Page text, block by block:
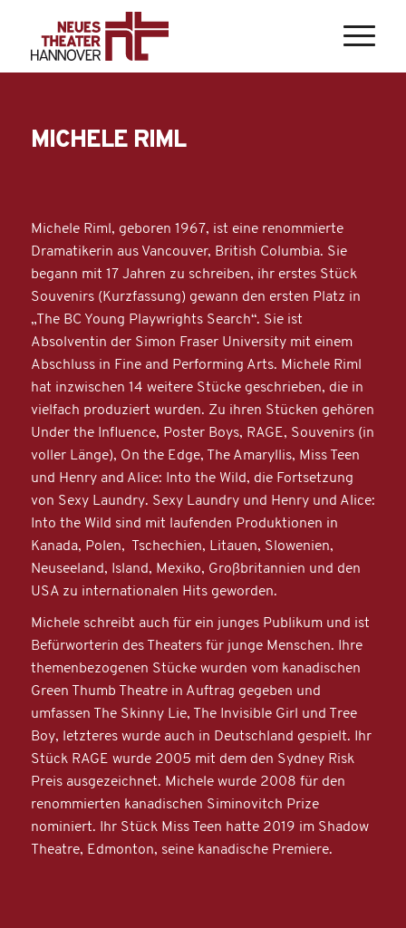
MICHELE RIML
Michele Riml, geboren 1967, ist eine renommierte
Dramatikerin aus Vancouver, British Columbia. Sie
begann mit 17 Jahren zu schreiben, ihr erstes Stück
Souvenirs (Kurzfassung) gewann den ersten Platz in
„The BC Young Playwrights Search“. Sie ist
Absolventin der Simon Fraser University mit einem
Abschluss in Fine and Performing Arts. Michele Riml
hat inzwischen 14 weitere Stücke geschrieben, die in
vielfach produziert wurden. Zu ihren Stücken gehören
Under the Influence, Poster Boys, RAGE, Souvenirs (in
voller Länge), On the Edge, The Amaryllis, Miss Teen
und Henry and Alice: Into the Wild, die Fortsetzung
von Sexy Laundry. Sexy Laundry und Henry und Alice:
Into the Wild sind mit laufenden Produktionen in
Kanada, Polen, Tschechien, Litauen, Slowenien,
Neuseeland, Island, Mexiko, Großbritannien und den
USA zu internationalen Hits geworden.
Michele schreibt auch für ein junges Publikum und ist
Befürworterin des Theaters für junge Menschen. Ihre
themenbezogenen Stücke wurden vom kanadischen
Green Thumb Theatre in Auftrag gegeben und
umfassen The Skinny Lie, The Invisible Girl und Tree
Boy, letzteres wurde auch in Deutschland gespielt. Ihr
Stück RAGE wurde 2005 mit dem den Sydney Risk
Preis ausgezeichnet. Michele wurde 2008 für den
renommierten kanadischen Siminovitch Prize
nominiert. Ihr Stück Miss Teen hatte 2019 im Shadow
Theatre, Edmonton, seine kanadische Premiere.